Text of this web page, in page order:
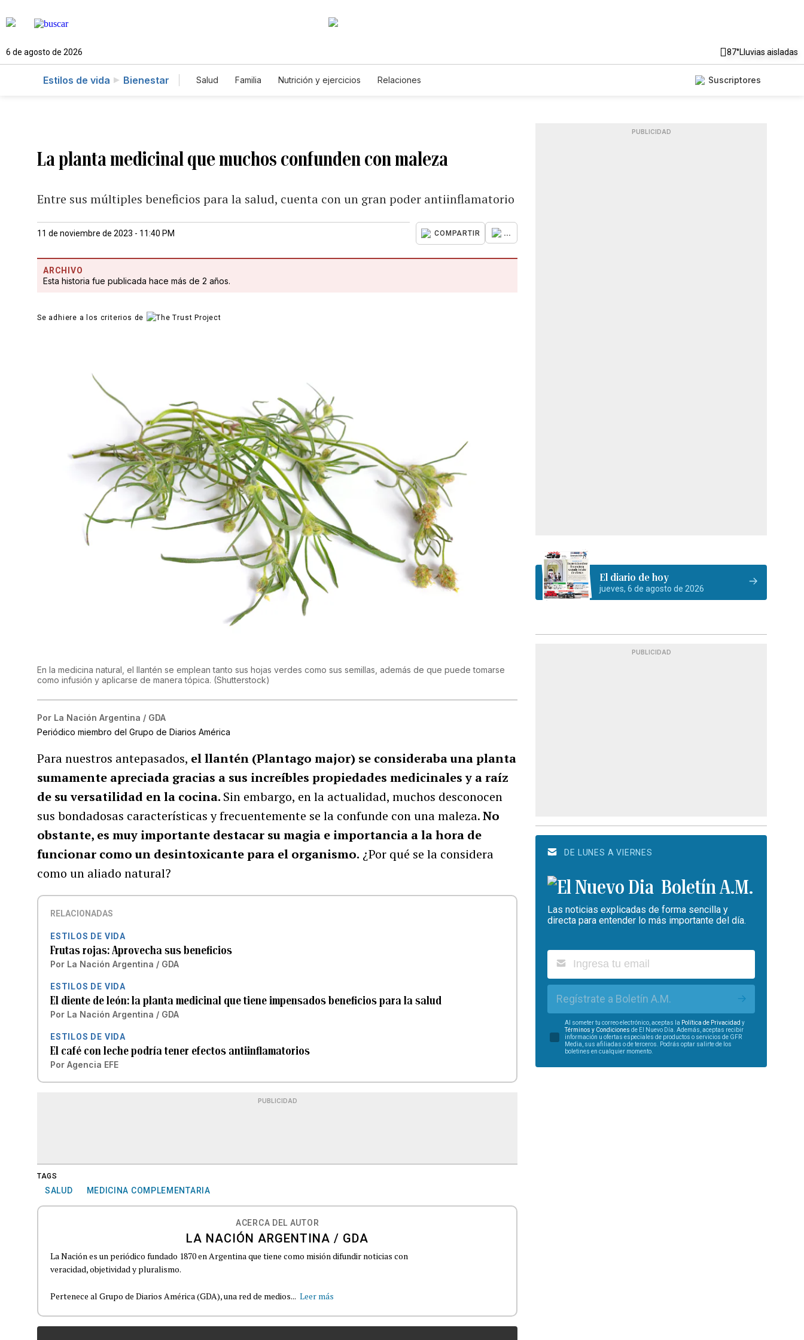
6 de agosto de 2026 87°Lluvias aisladas
Estilos de vida Bienestar Salud Familia Nutrición y ejercicios Relaciones Suscriptores
La planta medicinal que muchos confunden con maleza
Entre sus múltiples beneficios para la salud, cuenta con un gran poder antiinflamatorio
11 de noviembre de 2023 - 11:40 PM COMPARTIR ...
ARCHIVO
Esta historia fue publicada hace más de 2 años.
Se adhiere a los criterios de
En la medicina natural, el llantén se emplean tanto sus hojas verdes como sus semillas, además de que puede tomarse
como infusión y aplicarse de manera tópica. (Shutterstock)
Por La Nación Argentina / GDA
Periódico miembro del Grupo de Diarios América
Para nuestros antepasados, el llantén (Plantago major) se consideraba una planta
sumamente apreciada gracias a sus increíbles propiedades medicinales y a raíz
de su versatilidad en la cocina. Sin embargo, en la actualidad, muchos desconocen
sus bondadosas características y frecuentemente se la confunde con una maleza.No
obstante, es muy importante destacar su magia e importancia a la hora de
funcionar como un desintoxicante para el organismo. ¿Por qué se la considera
como un aliado natural?
RELACIONADAS
ESTILOS DE VIDA
Frutas rojas: Aprovecha sus beneficios
Por La Nación Argentina / GDA
ESTILOS DE VIDA
El diente de león: la planta medicinal que tiene impensados beneficios para la salud
Por La Nación Argentina / GDA
ESTILOS DE VIDA
El café con leche podría tener efectos antiinflamatorios
Por Agencia EFE
PUBLICIDAD
TAGS
SALUD MEDICINA COMPLEMENTARIA
ACERCA DEL AUTOR
LA NACIÓN ARGENTINA / GDA
La Nación es un periódico fundado 1870 en Argentina que tiene como misión difundir noticias con
veracidad, objetividad y pluralismo.
Pertenece al Grupo de Diarios América (GDA), una red de medios... Leer más
PUBLICIDAD
El diario de hoy
jueves, 6 de agosto de 2026
PUBLICIDAD
DE LUNES A VIERNES
Boletín A.M.
Las noticias explicadas de forma sencilla y
directa para entender lo más importante del día.
Regístrate a Boletín A.M.
Al someter tu correo electrónico, aceptas la Política de Privacidad y
Términos y Condiciones de El Nuevo Día. Además, aceptas recibir
información u ofertas especiales de productos o servicios de GFR
Media, sus afiliadas o de terceros. Podrás optar salirte de los
boletines en cualquier momento.